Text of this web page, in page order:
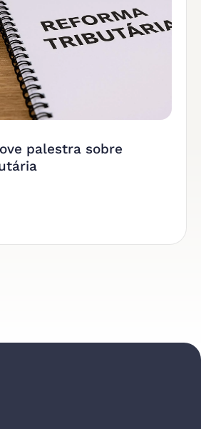
palestra sobre